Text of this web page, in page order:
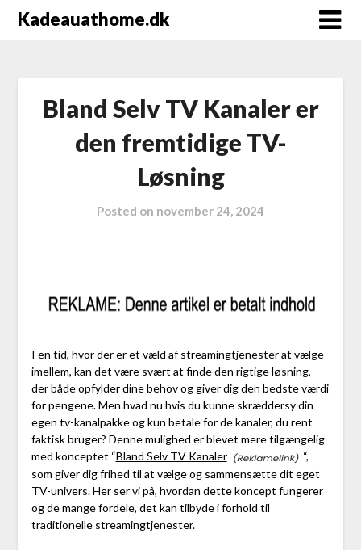
Kadeauathome.dk
Bland Selv TV Kanaler er
den fremtidige TV-
Løsning
Posted on november 24, 2024
I en tid, hvor der er et væld af streamingtjenester at vælge
imellem, kan det være svært at finde den rigtige løsning,
der både opfylder dine behov og giver dig den bedste værdi
for pengene. Men hvad nu hvis du kunne skræddersy din
egen tv-kanalpakke og kun betale for de kanaler, du rent
faktisk bruger? Denne mulighed er blevet mere tilgængelig
med konceptet “Bland Selv TV Kanaler
“,
som giver dig frihed til at vælge og sammensætte dit eget
TV-univers. Her ser vi på, hvordan dette koncept fungerer
og de mange fordele, det kan tilbyde i forhold til
traditionelle streamingtjenester.